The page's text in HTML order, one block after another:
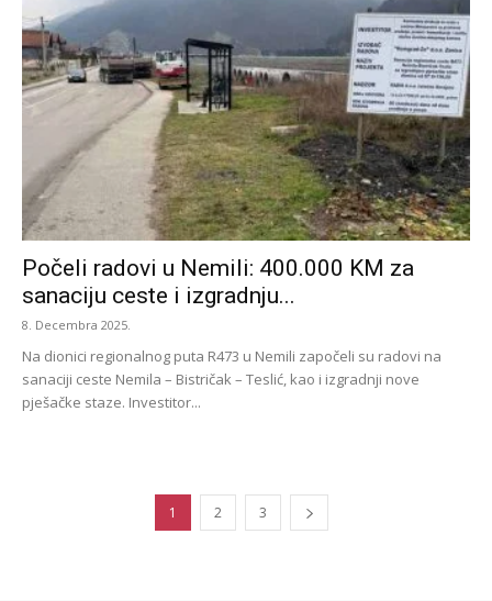
Počeli radovi u Nemili: 400.000 KM za
sanaciju ceste i izgradnju...
8. Decembra 2025.
Na dionici regionalnog puta R473 u Nemili započeli su radovi na
sanaciji ceste Nemila – Bistričak – Teslić, kao i izgradnji nove
pješačke staze. Investitor...
1 2 3